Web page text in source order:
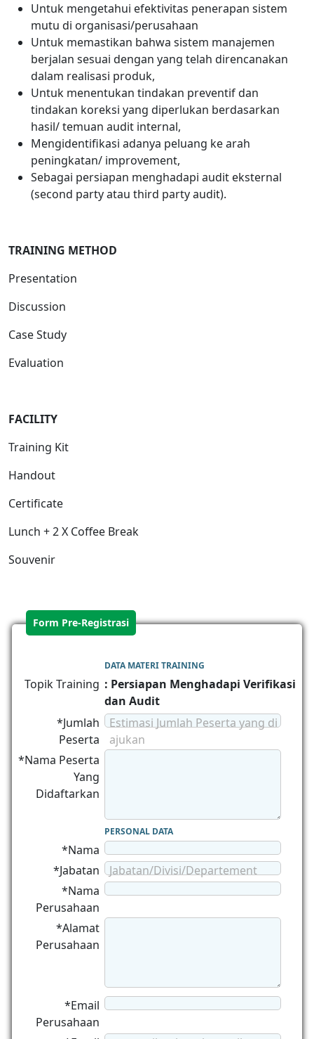
Untuk mengetahui efektivitas penerapan sistem
mutu di organisasi/perusahaan
Untuk memastikan bahwa sistem manajemen
berjalan sesuai dengan yang telah direncanakan
dalam realisasi produk,
Untuk menentukan tindakan preventif dan
tindakan koreksi yang diperlukan berdasarkan
hasil/ temuan audit internal,
Mengidentifikasi adanya peluang ke arah
peningkatan/ improvement,
Sebagai persiapan menghadapi audit eksternal
(second party atau third party audit).
TRAINING METHOD
Presentation
Discussion
Case Study
Evaluation
FACILITY
Training Kit
Handout
Certificate
Lunch + 2 X Coffee Break
Souvenir
Form Pre-Registrasi
DATA MATERI TRAINING
Topik Training : Persiapan Menghadapi Verifikasi
dan Audit
*Jumlah
Peserta
Estimasi Jumlah Peserta yang di
ajukan
*Nama Peserta
Yang
Didaftarkan
PERSONAL DATA
*Nama
*Jabatan
Jabatan/Divisi/Departement
*Nama
Perusahaan
*Alamat
Perusahaan
*Email
Perusahaan